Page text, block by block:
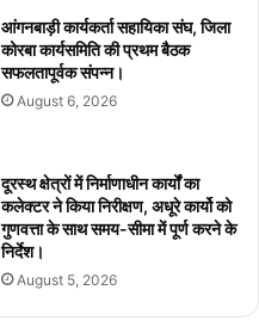
आंगनबाड़ी कार्यकर्ता सहायिका संघ, जिला
कोरबा कार्यसमिति की प्रथम बैठक
सफलतापूर्वक संपन्न।
August 6, 2026
दूरस्थ क्षेत्रों में निर्माणाधीन कार्यों का
कलेक्टर ने किया निरीक्षण, अधूरे कार्यो को
गुणवत्ता के साथ समय-सीमा में पूर्ण करने के
निर्देश।
August 5, 2026